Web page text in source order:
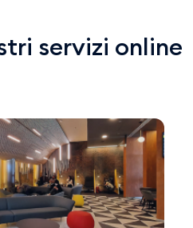
servizi online